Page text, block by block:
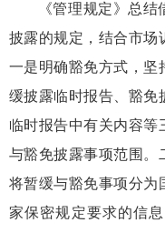
《管理规定》总
披露的规定， 结合市场
一是明确豁免方式 ， 坚
缓披露临时报告、 豁免
临时报告中有关内容等
与豁免披露事项范围 。
将暂缓与豁免事项分为
家保密规定要求的信息